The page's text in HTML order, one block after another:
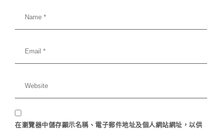
在瀏覽器中儲存顯示名稱、電子郵件地址及個人網站網址，以供